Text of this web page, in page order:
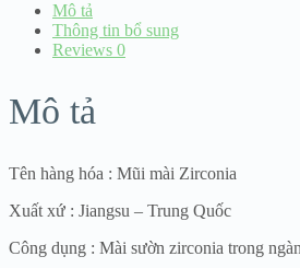
lượng
Mô tả
Thông tin bổ sung
Reviews 0
Mô tả
Tên hàng hóa : Mũi mài Zirconia
Xuất xứ : Jiangsu – Trung Quốc
Công dụng : Mài sườn zirconia trong